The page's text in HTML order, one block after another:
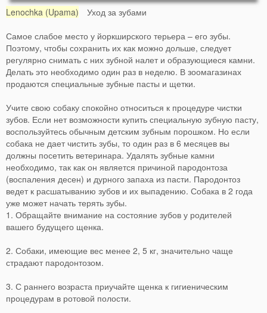
Lenochka (Upama) Уход за зубами
Самое слабое место у йоркширского терьера – его зубы.
Поэтому, чтобы сохранить их как можно дольше, следует
регулярно снимать с них зубной налет и образующиеся камни.
Делать это необходимо один раз в неделю. В зоомагазинах
продаются специальные зубные пасты и щетки.
Учите свою собаку спокойно относиться к процедуре чистки
зубов. Если нет возможности купить специальную зубную пасту,
воспользуйтесь обычным детским зубным порошком. Но если
собака не дает чистить зубы, то один раз в 6 месяцев вы
должны посетить ветеринара. Удалять зубные камни
необходимо, так как он является причиной пародонтоза
(воспаления десен) и дурного запаха из пасти. Пародонтоз
ведет к расшатыванию зубов и их выпадению. Собака в 2 года
уже может начать терять зубы.
1. Обращайте внимание на состояние зубов у родителей
вашего будущего щенка.
2. Собаки, имеющие вес менее 2, 5 кг, значительно чаще
страдают пародонтозом.
3. С раннего возраста приучайте щенка к гигиеническим
процедурам в ротовой полости.